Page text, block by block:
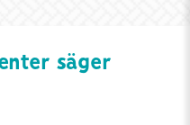
säger